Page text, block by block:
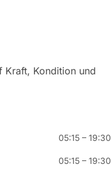
Kraft, Kondition und
05:15 – 19:30
05:15 – 19:30